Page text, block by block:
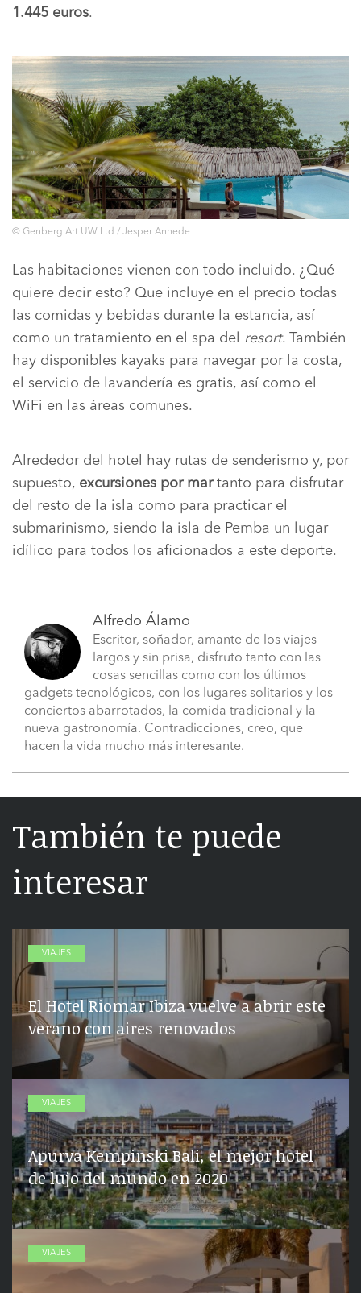
1.445 euros.
© Genberg Art UW Ltd / Jesper Anhede
Las habitaciones vienen con todo incluido. ¿Qué
quiere decir esto? Que incluye en el precio todas
las comidas y bebidas durante la estancia, así
como un tratamiento en el spa del resort. También
hay disponibles kayaks para navegar por la costa,
el servicio de lavandería es gratis, así como el
WiFi en las áreas comunes.
Alrededor del hotel hay rutas de senderismo y, por
supuesto, excursiones por martanto para disfrutar
del resto de la isla como para practicar el
submarinismo, siendo la isla de Pemba un lugar
idílico para todos los aficionados a este deporte.
Alfredo Álamo
Escritor, soñador, amante de los viajes
largos y sin prisa, disfruto tanto con las
cosas sencillas como con los últimos
gadgets tecnológicos, con los lugares solitarios y los
conciertos abarrotados, la comida tradicional y la
nueva gastronomía. Contradicciones, creo, que
hacen la vida mucho más interesante.
También te puede
interesar
VIAJES
El Hotel Riomar Ibiza vuelve a abrir este
verano con aires renovados
VIAJES
Apurva Kempinski Bali, el mejor hotel
de lujo del mundo en 2020
VIAJES